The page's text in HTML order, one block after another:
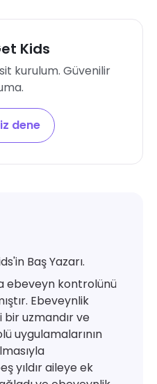
Kids
kurulum. Güvenilir
dene
Baş Yazarı.
ebeveyn kontrolünü
Ebeveynlik
uzmandır ve
uygulamalarının
yıldır aileye ek